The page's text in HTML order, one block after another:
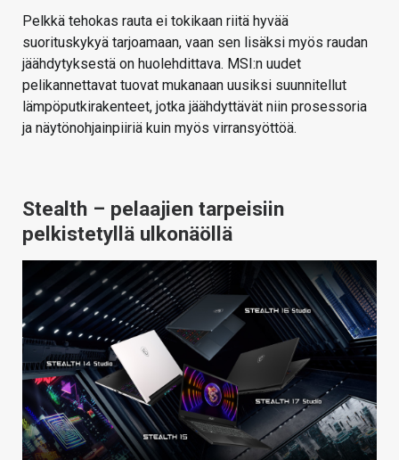
Pelkkä tehokas rauta ei tokikaan riitä hyvää
suorituskykyä tarjoamaan, vaan sen lisäksi myös raudan
jäähdytyksestä on huolehdittava. MSI:n uudet
pelikannettavat tuovat mukanaan uusiksi suunnitellut
lämpöputkirakenteet, jotka jäähdyttävät niin prosessoria
ja näytönohjainpiiriä kuin myös virransyöttöä.
Stealth – pelaajien tarpeisiin
pelkistetyllä ulkonäöllä